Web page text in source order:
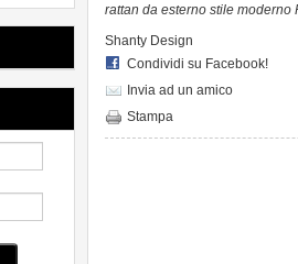
rattan da esterno stile moderno
Shanty Design
Condividi su Facebook!
Invia ad un amico
Stampa